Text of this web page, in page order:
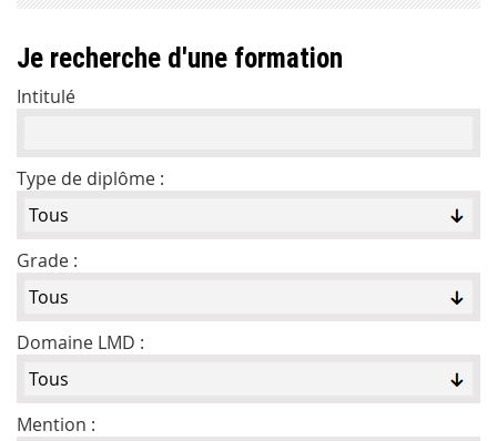
Je recherche d'une formation
Intitulé
Type de diplôme :
Grade :
Domaine LMD :
Mention :